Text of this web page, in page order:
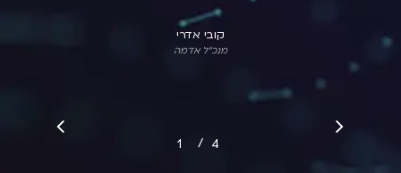
קובי אדרי
מנכ"ל אדמה
1 2 3
/ 4